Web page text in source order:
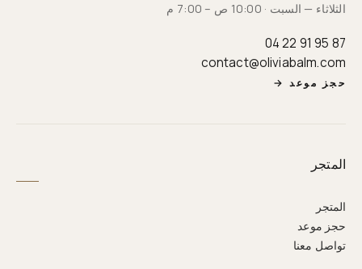
الثلاثاء — السبت · 10:00 ص – 7:00 م
04 22 91 95 87
contact@oliviabalm.com
حجز موعد →
المتجر
المتجر
حجز موعد
تواصل معنا